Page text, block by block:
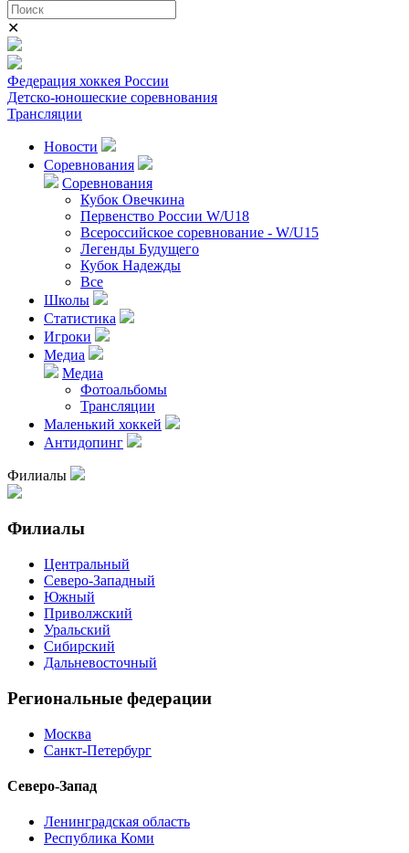
✕
Федерация хоккея России
Детско-юношеские соревнования
Трансляции
Новости
Соревнования
Соревнования
Кубок Овечкина
Первенство России W/U18
Всероссийское соревнование - W/U15
Легенды Будущего
Кубок Надежды
Все
Школы
Статистика
Игроки
Медиа
Медиа
Фотоальбомы
Трансляции
Маленький хоккей
Антидопинг
Филиалы
Филиалы
Центральный
Северо-Западный
Южный
Приволжский
Уральский
Сибирский
Дальневосточный
Региональные федерации
Москва
Санкт-Петербург
Северо-Запад
Ленинградская область
Республика Коми